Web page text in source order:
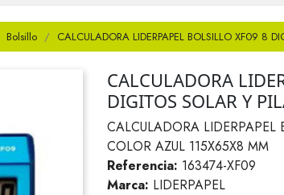
Bolsillo CALCULADORA LIDERPAPEL BOLSILLO XF09 8
CALCULADORA
DIGITOS SOLAR Y
CALCULADORA
COLOR AZUL 115X65X8 MM
Referencia: 163474-XF09
Marca: LIDERPAPEL